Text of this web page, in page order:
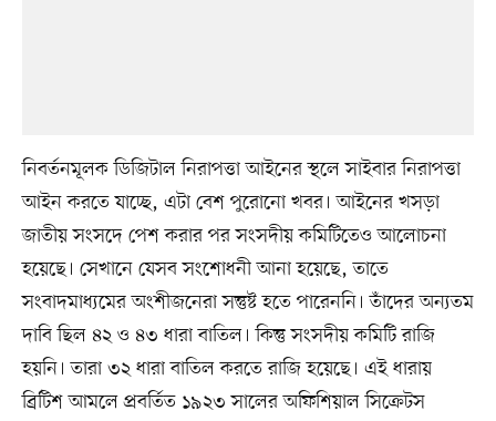
নিবর্তনমূলক ডিজিটাল নিরাপত্তা আইনের স্থলে সাইবার নিরাপত্তা
আইন করতে যাচ্ছে, এটা বেশ পুরোনো খবর। আইনের খসড়া
জাতীয় সংসদে পেশ করার পর সংসদীয় কমিটিতেও আলোচনা
হয়েছে। সেখানে যেসব সংশোধনী আনা হয়েছে, তাতে
সংবাদমাধ্যমের অংশীজনেরা সন্তুষ্ট হতে পারেননি। তাঁদের অন্যতম
দাবি ছিল ৪২ ও ৪৩ ধারা বাতিল। কিন্তু সংসদীয় কমিটি রাজি
হয়নি। তারা ৩২ ধারা বাতিল করতে রাজি হয়েছে। এই ধারায়
ব্রিটিশ আমলে প্রবর্তিত ১৯২৩ সালের অফিশিয়াল সিক্রেটস